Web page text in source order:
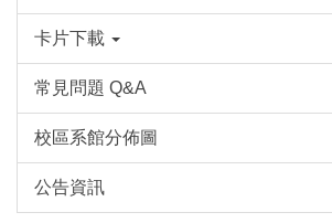
卡片下載
常見問題 Q&A
校區系館分佈圖
公告資訊